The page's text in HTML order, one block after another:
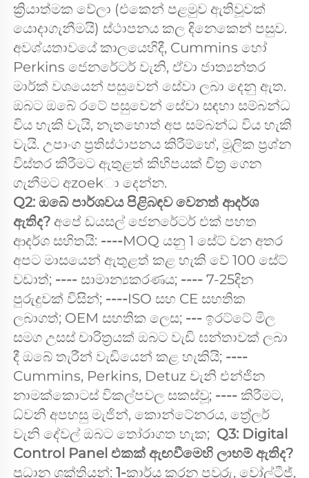
ක්‍රියාත්මක වේලා (එකෙන් පළමුව ඇතිවූවක්
යොදාගැනීමයි) ස්ථාපනය කල දිනෙකෙන් පසුව.
අවශ්යතාවයේ කාලයෙහිදී, Cummins හෝ
Perkins ජෙනරේටර් වැනි, ඒවා ජාත්‍යන්තර
මාර්ක් වශයෙන් පසුවෙන් සේවා ලබා දෙනු ඇත.
ඔබට ඔබේ රටේ පසුවෙන් සේවා සඳහා සම්බන්ධ
විය හැකි වැයි, නැතහොත් අප සම්බන්ධ විය හැකි
වැයි. උපාංග ප්‍රතිස්ථාපනය කිරීම්හේ, මූලික ප්‍රශ්න
විස්තර කිරීමට ඇතුළත් කිහිපයක් චිත්‍ර ගෙන
ගැනීමට අzoekා දෙන්න.
Q2: ඔබේ පාර්ශවය පිළිබඳව වෙනත් ආදර්ශ
ඇතිද? අපේ ඩයසල් ජෙනරේටර් එක් පහත
ආදර්ශ සහිතයි: ----MOQ යනු 1 සේට් වන අතර
අපට මාසයෙන් ඇතුළත් කළ හැකි වේ 100 සේට්
වඩාත්; ---- සාමාන්‍යකරණය; ---- 7-25දින
පුරුදුවක් විසින්; ----ISO සහ CE සහතික
ලබාගත්; OEM සහතික ලෙස; --- ඉරට්ටේ මිල
සමග උසස් චාරිත්‍රයක් ඔබට වැඩි ඝන්තාවක් ලබා
දී ඔබේ තැරීන් වැඩියෙන් කළ හැකියි; ----
Cummins, Perkins, Detuz වැනි එන්ජින
නාමක්කොටස් විකල්පවල සකස්වූ; ---- කිරීමට,
ධ්වනි අපහසු මැජින්, කොන්ටේනරය, ත්‍රේලර්
වැනි දේවල් ඔබට තෝරාගත හැක; Q3: Digital
ප්‍රධාන ශක්තියන්: 1-කාර්ය කරන පවුරු, වෝල්ටීජ්,